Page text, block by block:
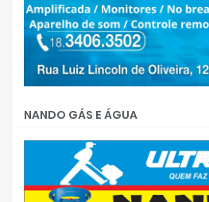
NANDO GÁS E ÁGUA